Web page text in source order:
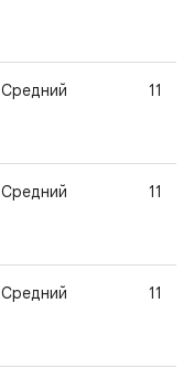
Средний 11
Средний 11
Средний 11